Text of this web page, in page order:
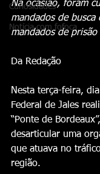
Curiosidades
Notícia com fofoca
Na ocasião, foram
mandados de busca
mandados de
Da Redação
Nesta terça-feira,
Federal de Jales
“Ponte de
desarticular uma
que atuava no
região.